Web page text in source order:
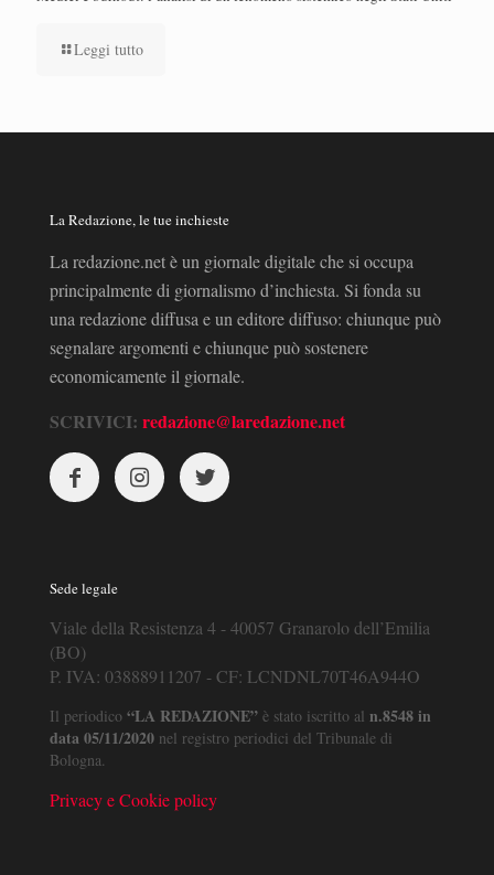
Leggi tutto
La Redazione, le tue inchieste
La redazione.net è un giornale digitale che si occupa
principalmente di giornalismo d’inchiesta. Si fonda su
una redazione diffusa e un editore diffuso: chiunque può
segnalare argomenti e chiunque può sostenere
economicamente il giornale.
SCRIVICI: redazione@laredazione.net
Sede legale
Viale della Resistenza 4 - 40057 Granarolo dell’Emilia
(BO)
P. IVA: 03888911207 - CF: LCNDNL70T46A944O
Il periodico “LA REDAZIONE” è stato iscritto al n.8548 in
data 05/11/2020 nel registro periodici del Tribunale di
Bologna.
Privacy e Cookie policy